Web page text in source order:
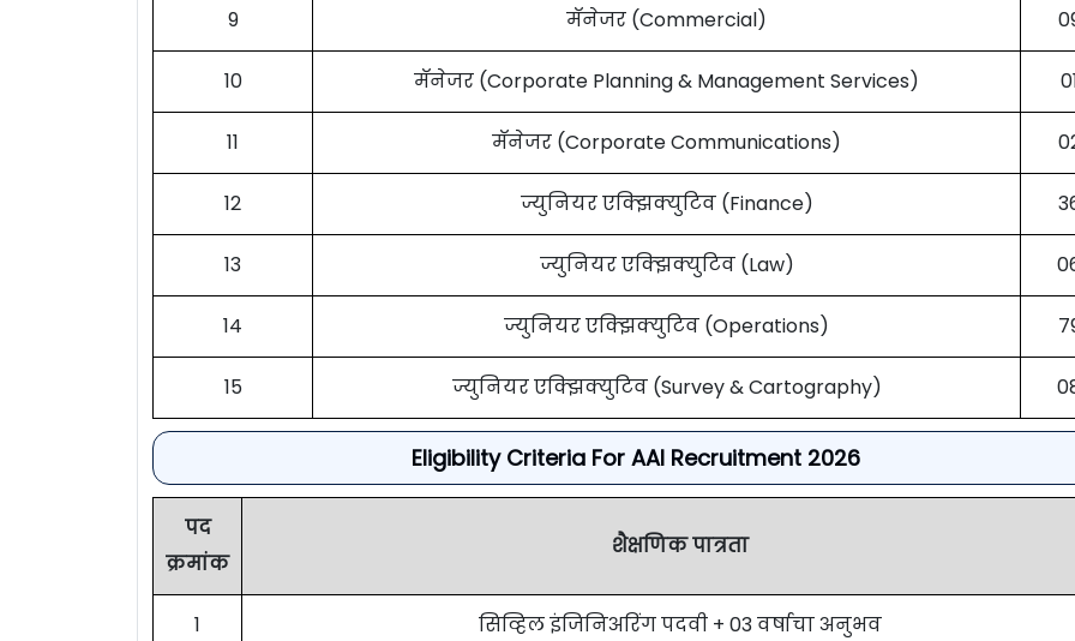
9 मॅनेजर (Commercial)
10 मॅनेजर (Corporate Planning & Management Services)
11 मॅनेजर (Corporate Communications)
12 ज्युनियर एक्झिक्युटिव (Finance)
13 ज्युनियर एक्झिक्युटिव (Law)
14 ज्युनियर एक्झिक्युटिव (Operations)
15 ज्युनियर एक्झिक्युटिव (Survey & Cartography)
Eligibility Criteria For AAI Recruitment 2026
पद
क्रमांक
शैक्षणिक पात्रता
1 सिव्हिल इंजिनिअरिंग पदवी + 03 वर्षाचा अनुभव